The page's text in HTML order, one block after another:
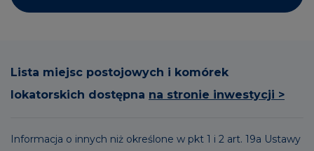
Lista miejsc postojowych i komórek
lokatorskich dostępna na stronie inwestycji >
Informacja o innych niż określone w pkt 1 i 2 art. 19a Ustawy